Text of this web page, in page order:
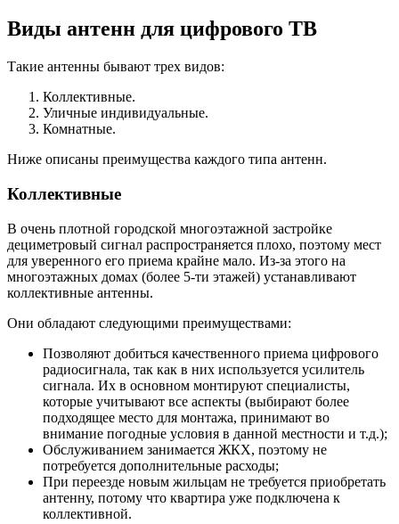
Виды антенн для цифрового ТВ
Такие антенны бывают трех видов:
Коллективные.
Уличные индивидуальные.
Комнатные.
Ниже описаны преимущества каждого типа антенн.
Коллективные
В очень плотной городской многоэтажной застройке
дециметровый сигнал распространяется плохо, поэтому мест
для уверенного его приема крайне мало. Из-за этого на
многоэтажных домах (более 5-ти этажей) устанавливают
коллективные антенны.
Они обладают следующими преимуществами:
Позволяют добиться качественного приема цифрового
радиосигнала, так как в них используется усилитель
сигнала. Их в основном монтируют специалисты,
которые учитывают все аспекты (выбирают более
подходящее место для монтажа, принимают во
внимание погодные условия в данной местности и т.д.);
Обслуживанием занимается ЖКХ, поэтому не
потребуется дополнительные расходы;
При переезде новым жильцам не требуется приобретать
антенну, потому что квартира уже подключена к
коллективной.